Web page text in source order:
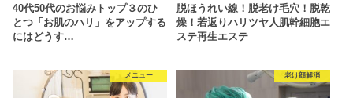
40代50代のお悩みトップ３のひ
とつ「お肌のハリ」をアップする
にはどうす…
脱ほうれい線！脱老け毛穴！脱乾
燥！若返りハリツヤ人肌幹細胞エ
ステ再生エステ
メニュー 老け顔解消